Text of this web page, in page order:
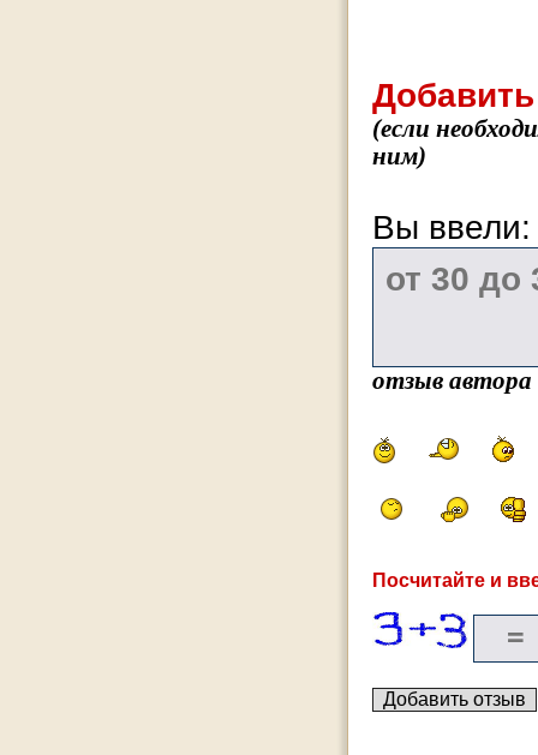
(если
ним)
Вы
отзыв
Посчитайте и